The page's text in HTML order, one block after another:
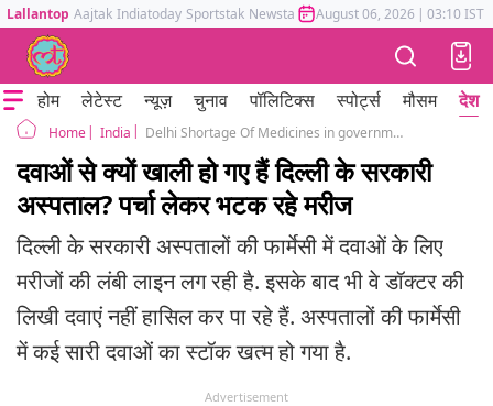
Lallantop Aajtak Indiatoday Sportstak Newstak Mumbai Tak Astrotak
August 06, 2026 | 03:10 IST
होम लेटेस्ट न्यूज़ चुनाव पॉलिटिक्स स्पोर्ट्स मौसम देश
Home India Delhi Shortage Of Medicines in government hospitals
दवाओं से क्यों खाली हो गए हैं दिल्ली के सरकारी
अस्पताल? पर्चा लेकर भटक रहे मरीज
दिल्ली के सरकारी अस्पतालों की फार्मेसी में दवाओं के लिए
मरीजों की लंबी लाइन लग रही है. इसके बाद भी वे डॉक्टर की
लिखी दवाएं नहीं हासिल कर पा रहे हैं. अस्पतालों की फार्मेसी
में कई सारी दवाओं का स्टॉक खत्म हो गया है.
Advertisement